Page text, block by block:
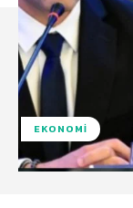
EKONOMI